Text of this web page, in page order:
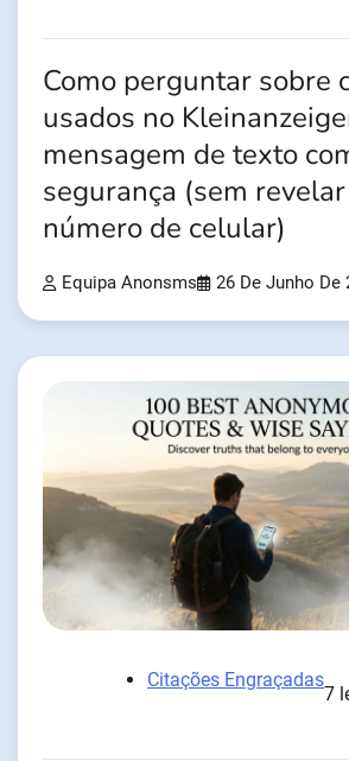
Como perguntar sobre
usados no
mensagem de texto
segurança (sem
número de celular)
Equipa Anonsms 26 De Junho De
Citações Engraçadas
7